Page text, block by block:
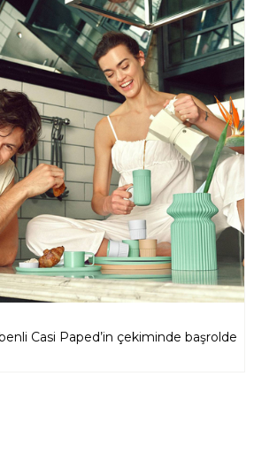
Casi Paped’in çekiminde başrolde